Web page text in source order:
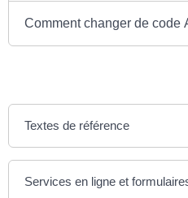
Comment changer de code
Textes de référence
Services en ligne et